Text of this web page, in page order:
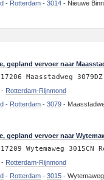
- Rotterdam -3014 - Nieuwe
gepland vervoer naar
17206 Maasstadweg
- Rotterdam-Rijnmond
- Rotterdam -3079 -
gepland vervoer naar
17209 Wytemaweg 3015CN
- Rotterdam-Rijnmond
- Rotterdam -3015 -